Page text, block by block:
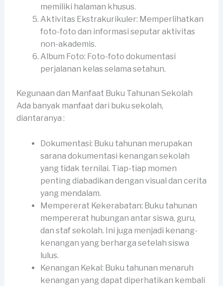
memiliki halaman khusus.
Aktivitas Ekstrakurikuler: Memperlihatkan
foto-foto dan informasi seputar aktivitas
non-akademis.
Album Foto: Foto-foto dokumentasi
perjalanan kelas selama setahun.
Kegunaan dan Manfaat Buku Tahunan Sekolah
Ada banyak manfaat dari buku sekolah,
diantaranya :
Dokumentasi: Buku tahunan merupakan
sarana dokumentasi kenangan sekolah
yang tidak ternilai. Tiap-tiap momen
penting diabadikan dengan visual dan cerita
yang mendalam.
Mempererat Kekerabatan: Buku tahunan
mempererat hubungan antar siswa, guru,
dan staf sekolah. Ini juga menjadi kenang-
kenangan yang berharga setelah siswa
lulus.
Kenangan Kekal: Buku tahunan menaruh
kenangan yang dapat diperhatikan kembali